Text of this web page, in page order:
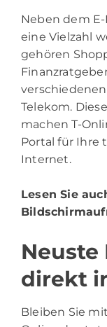
Neben dem
eine Vielzahl
gehören
Telekom.
machen T-
Portal für Ihre
Internet.
Lesen Sie
Neuste
direkt
Bleiben Sie